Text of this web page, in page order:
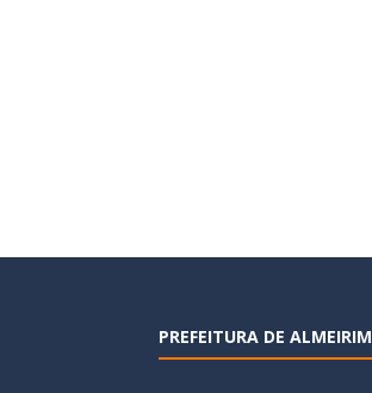
PREFEITURA DE ALMEIRIM